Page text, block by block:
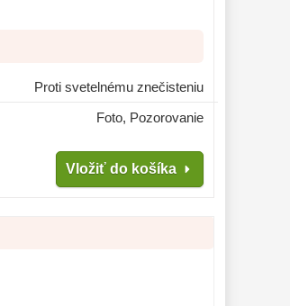
Proti svetelnému znečisteniu
Foto, Pozorovanie
Vložiť do košíka